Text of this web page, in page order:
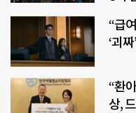
“급
‘괴
“환
상,